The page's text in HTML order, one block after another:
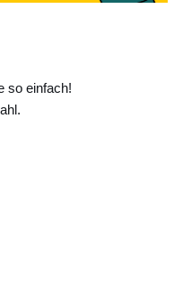
so einfach!